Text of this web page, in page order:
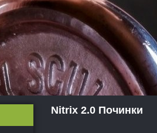
Nitrix 2.0 Починки